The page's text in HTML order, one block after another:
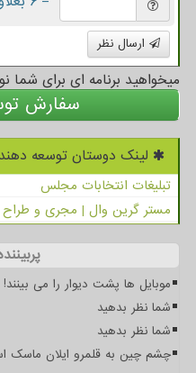
ارسال نظر
میخواهید برنامه ای برای شما
سفارش
لینک دوستان توسعه
تبلیغات انتخابات مجلس
مستر گرین وال | مجری و طراح
موبایل ها پشت دیوار را می بینند!
شما نظر بدهید
شما نظر بدهید
چشم چین به قلمرو ایلان ماسک